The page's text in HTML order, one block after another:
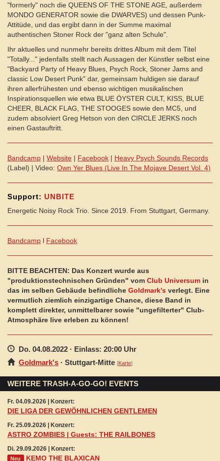
"formerly" noch die QUEENS OF THE STONE AGE, außerdem
MONDO GENERATOR sowie die DWARVES) und dessen Punk-
Attitüde, und das ergibt dann in der Summe maximal
authentischen Stoner Rock der "ganz alten Schule".
Ihr aktuelles und nunmehr bereits drittes Album mit dem Titel
"Totally..." jedenfalls stellt nach Aussagen der Künstler selbst eine
"Backyard Party of Heavy Blues, Psych Rock, Stoner Jams and
classic Low Desert Punk" dar, gemeinsam huldigen sie darauf
ihren allerfrühesten und ebenso wichtigen musikalischen
Inspirationsquellen wie etwa BLUE ÖYSTER CULT, KISS, BLUE
CHEER, BLACK FLAG, THE STOOGES sowie den MC5, und
zudem absolviert Greg Hetson von den CIRCLE JERKS noch
einen Gastauftritt.
Bandcamp | Website | Facebook | Heavy Psych Sounds Records
(Label) | Video: Own Yer Blues (Live In The Mojave Desert Vol. 4)
Support: UNBITE
Energetic Noisy Rock Trio. Since 2019. From Stuttgart, Germany.
Bandcamp l Facebook
BITTE BEACHTEN: Das Konzert wurde aus
"produktionstechnischen Gründen" vom Club Universum in
das im selben Gebäude befindliche Goldmark's verlegt. Eine
vermutlich ziemlich einzigartige Chance, diese Band in
komplett direkter, unmittelbarer sowie "ungefilterter" Club-
Atmosphäre live erleben zu können!
Do. 04.08.2022 · Einlass: 20:00 Uhr
Goldmark's · Stuttgart-Mitte [Karte]
WEITERE TRASH-A-GO-GO! EVENTS
Fr. 04.09.2026 | Konzert:
DIE LIGA DER GEWÖHNLICHEN GENTLEMEN
Fr. 25.09.2026 | Konzert:
ASTRO ZOMBIES | Guests: THE RAILBONES
Di. 29.09.2026 | Konzert:
Neu KEMO THE BLAXICAN